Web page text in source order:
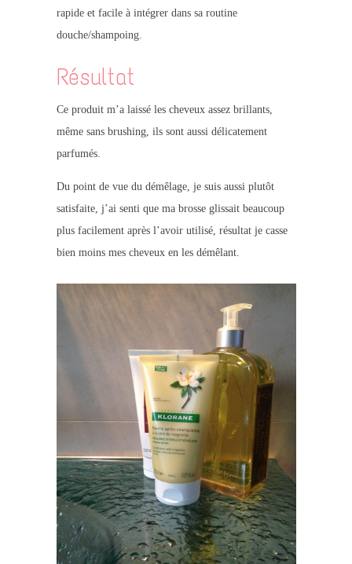
rapide et facile à intégrer dans sa routine
douche/shampoing.
Résultat
Ce produit m’a laissé les cheveux assez brillants,
même sans brushing, ils sont aussi délicatement
parfumés.
Du point de vue du démêlage, je suis aussi plutôt
satisfaite, j’ai senti que ma brosse glissait beaucoup
plus facilement après l’avoir utilisé, résultat je casse
bien moins mes cheveux en les démêlant.